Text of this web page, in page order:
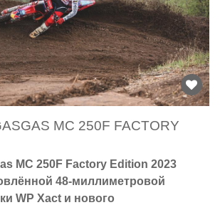
MC 250F FACTORY
MC 250F Factory Edition 2023
48-миллиметровой
WP Xact и нового